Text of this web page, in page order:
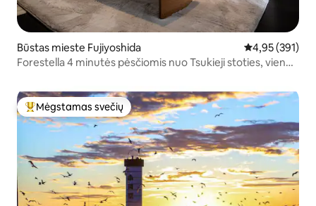
Būstas mieste Fujiyoshida Vidutinis
4,95 (391)
Forestella 4 minutės pėsčiomis nuo Tsukieji stoties, vieno
Svečių mėgstamiausias
Mėgstamas svečių